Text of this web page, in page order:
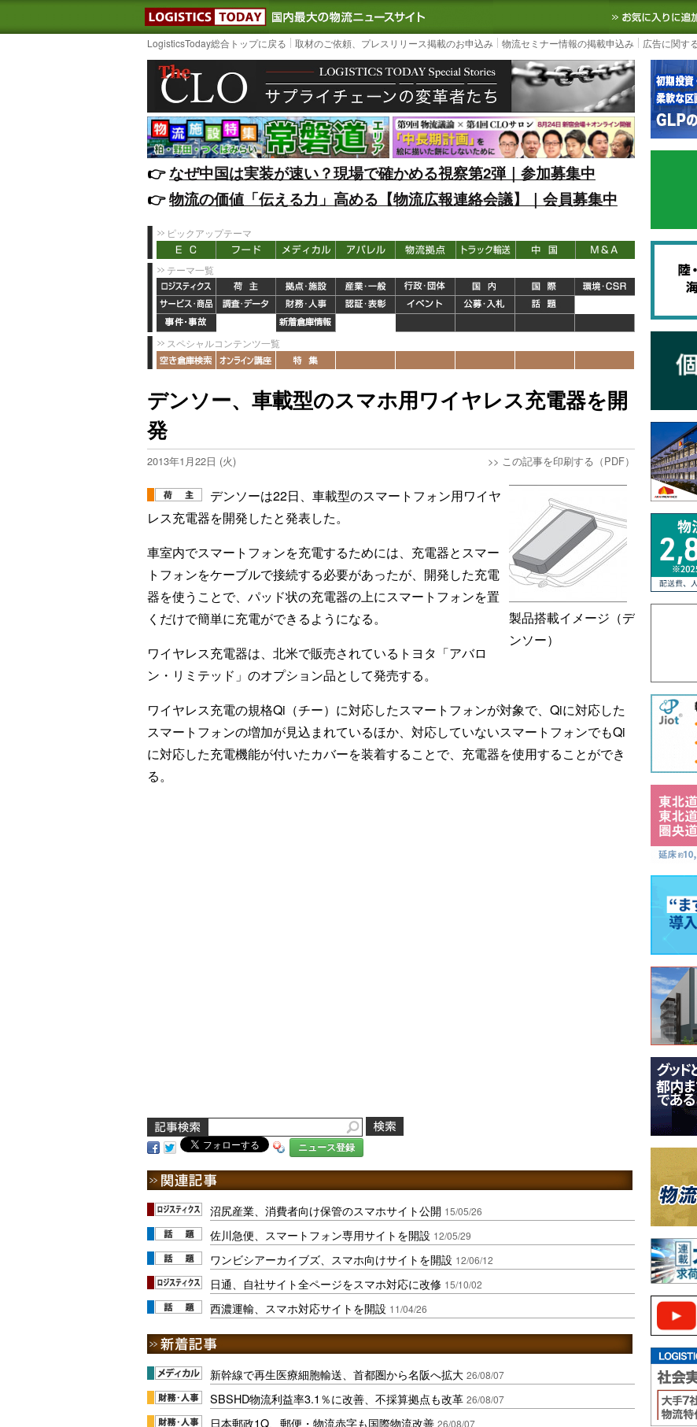
LOGISTICS TODAY｜国内最大の物流ニュースサイト3PL, SCMなど国内外の最新の物
LogisticsToday総合トップに戻る 取材のご依頼、プレスリリース掲載のお申込み 物流セミナー情報の掲載申込み 広告に関す
👉️なぜ中国は実装が速い？現場で確かめる視察第2弾｜参加募集中
👉️物流の価値「伝える力」高める【物流広報連絡会議】｜会員募集中
ピックアップテーマ
テーマ一覧
スペシャルコンテンツ一覧
デンソー、車載型のスマホ用ワイヤレス充電器を開
発
2013年1月22日 (火) >> この記事を印刷する（PDF）
製品搭載イメージ（デ
ンソー）
デンソーは22日、車載型のスマートフォン用ワイヤ
レス充電器を開発したと発表した。
車室内でスマートフォンを充電するためには、充電器とスマー
トフォンをケーブルで接続する必要があったが、開発した充電
器を使うことで、パッド状の充電器の上にスマートフォンを置
くだけで簡単に充電ができるようになる。
ワイヤレス充電器は、北米で販売されているトヨタ「アバロ
ン・リミテッド」のオプション品として発売する。
ワイヤレス充電の規格Qi（チー）に対応したスマートフォンが対象で、Qiに対応した
スマートフォンの増加が見込まれているほか、対応していないスマートフォンでもQi
に対応した充電機能が付いたカバーを装着することで、充電器を使用することができ
る。
ニュース登録
沼尻産業、消費者向け保管のスマホサイト公開 15/05/26
佐川急便、スマートフォン専用サイトを開設 12/05/29
ワンビシアーカイブズ、スマホ向けサイトを開設 12/06/12
日通、自社サイト全ページをスマホ対応に改修 15/10/02
西濃運輸、スマホ対応サイトを開設 11/04/26
新幹線で再生医療細胞輸送、首都圏から名阪へ拡大 26/08/07
SBSHD物流利益率3.1％に改善、不採算拠点も改革 26/08/07
日本郵政1Q、郵便・物流赤字も国際物流改善 26/08/07